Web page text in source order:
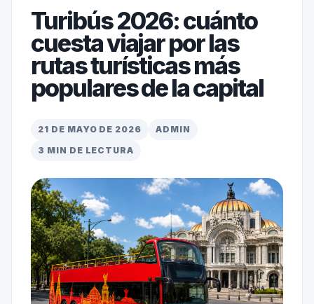
Turibús 2026: cuánto
cuesta viajar por las
rutas turísticas más
populares de la capital
21 DE MAYO DE 2026
ADMIN
3 MIN DE LECTURA